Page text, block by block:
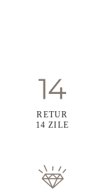
RETUR
14 ZILE